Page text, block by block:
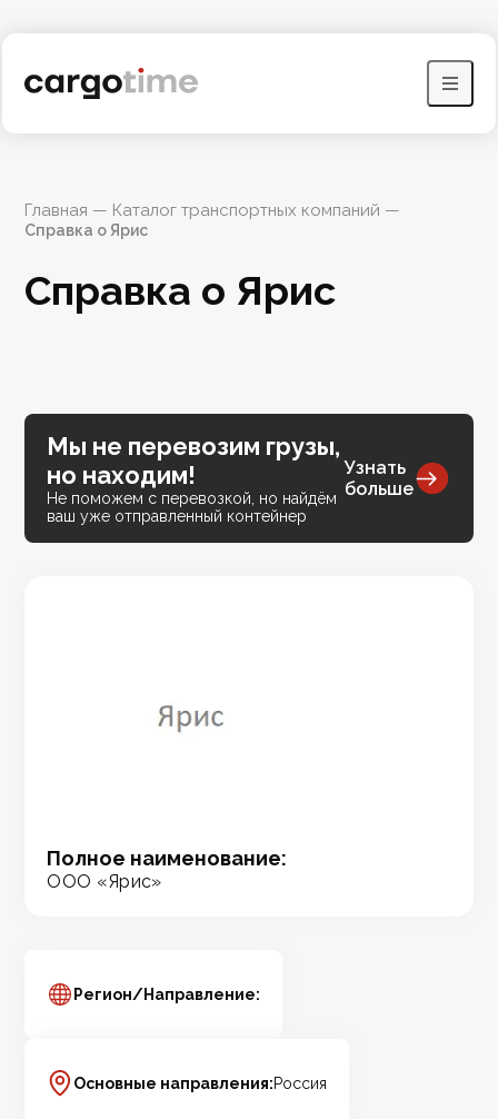
Главная — Каталог транспортных компаний —
Справка о Ярис
Справка о Ярис
Полное наименование:
ООО «Ярис»
Мы не перевозим грузы,
но находим!
Не поможем с перевозкой, но найдём
ваш уже отправленный контейнер
Узнать
больше
Регион/Направление:
Основные направления:Россия